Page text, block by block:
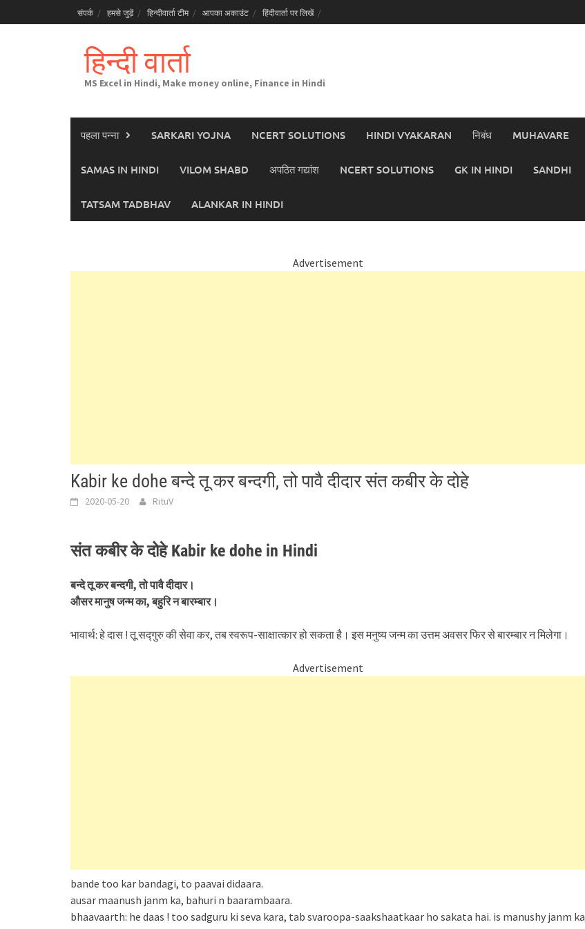
to
संपर्क हमसे जुड़ें हिन्दीवार्ता टीम आपका अकाउंट हिंदीवार्ता पर लिखें
हिन्दी वार्ता
MS Excel in Hindi, Make money online, Finance in Hindi
पहला पन्ना SARKARI YOJNA NCERT SOLUTIONS HINDI VYAKARAN निबंध MUHAVARE
SAMAS IN HINDI VILOM SHABD अपठित गद्यांश NCERT SOLUTIONS GK IN HINDI SANDHI
TATSAM TADBHAV ALANKAR IN HINDI
Advertisement
Kabir ke dohe बन्दे तू कर बन्दगी, तो पावै दीदार संत कबीर के दोहे
2020-05-20 RituV
संत कबीर के दोहे Kabir ke dohe in Hindi
बन्दे तू कर बन्दगी, तो पावै दीदार।
औसर मानुष जन्म का, बहुरि न बारम्बार।
भावार्थ: हे दास ! तू सद्गुरु की सेवा कर, तब स्वरूप-साक्षात्कार हो सकता है। इस मनुष्य जन्म का उत्तम अवसर फिर से बारम्बार न मिलेगा।
Advertisement
bande too kar bandagi, to paavai didaara.
ausar maanush janm ka, bahuri n baarambaara.
bhaavaarth: he daas ! too sadguru ki seva kara, tab svaroopa-saakshaatkaar ho sakata hai. is manushy janm ka